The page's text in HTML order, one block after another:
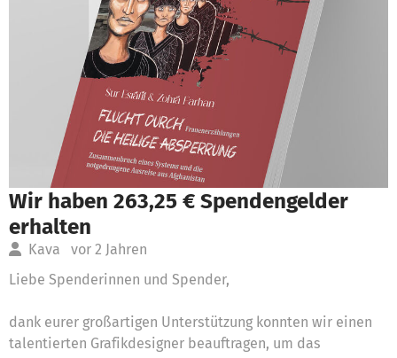
Wir haben 263,25 € Spendengelder
erhalten
Kava vor 2 Jahren
Liebe Spenderinnen und Spender,
dank eurer großartigen Unterstützung konnten wir einen
talentierten Grafikdesigner beauftragen, um das